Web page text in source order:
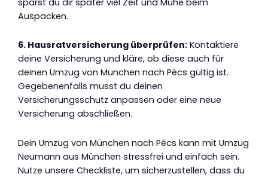
Auspacken.
6. Hausratversicherung überprüfen: Kontaktiere
deine Versicherung und kläre, ob diese auch für
deinen Umzug von München nach Pécs gültig ist.
Gegebenenfalls musst du deinen
Versicherungsschutz anpassen oder eine neue
Versicherung abschließen.
Dein Umzug von München nach Pécs kann mit Umzug
Neumann aus München stressfrei und einfach sein.
Nutze unsere Checkliste, um sicherzustellen, dass du